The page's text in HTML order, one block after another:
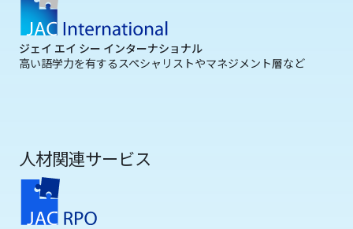
ジェイ エイ シー インターナショナル
高い語学力を有するスペシャリストやマネジメント層など
人材関連サービス